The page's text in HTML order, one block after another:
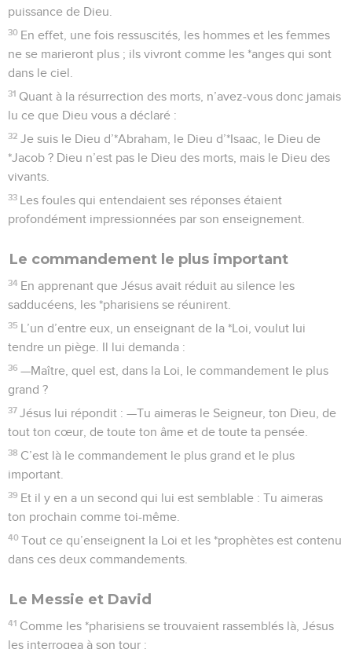
puissance de Dieu.
30 En effet, une fois ressuscités, les hommes et les femmes
ne se marieront plus ; ils vivront comme les *anges qui sont
dans le ciel.
31 Quant à la résurrection des morts, n’avez-vous donc jamais
lu ce que Dieu vous a déclaré :
32 Je suis le Dieu d’*Abraham, le Dieu d’*Isaac, le Dieu de
*Jacob ? Dieu n’est pas le Dieu des morts, mais le Dieu des
vivants.
33 Les foules qui entendaient ses réponses étaient
profondément impressionnées par son enseignement.
Le commandement le plus important
34 En apprenant que Jésus avait réduit au silence les
sadducéens, les *pharisiens se réunirent.
35 L’un d’entre eux, un enseignant de la *Loi, voulut lui
tendre un piège. Il lui demanda :
36 —Maître, quel est, dans la Loi, le commandement le plus
grand ?
37 Jésus lui répondit : —Tu aimeras le Seigneur, ton Dieu, de
tout ton cœur, de toute ton âme et de toute ta pensée.
38 C’est là le commandement le plus grand et le plus
important.
39 Et il y en a un second qui lui est semblable : Tu aimeras
ton prochain comme toi-même.
40 Tout ce qu’enseignent la Loi et les *prophètes est contenu
dans ces deux commandements.
Le Messie et David
41 Comme les *pharisiens se trouvaient rassemblés là, Jésus
les interrogea à son tour :